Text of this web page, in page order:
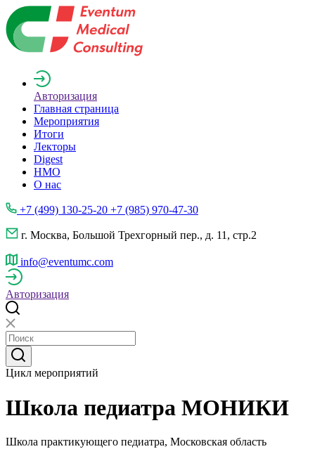
Авторизация
Главная страница
Мероприятия
Итоги
Лекторы
Digest
НМО
О нас
+7 (499) 130-25-20 +7 (985) 970-47-30
г. Москва, Большой Трехгорный пер., д. 11, стр.2
info@eventumc.com
Авторизация
Цикл мероприятий
Школа педиатра МОНИКИ
Школа практикующего педиатра, Московская область